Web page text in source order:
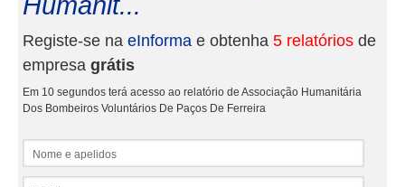
Registe-se na eInforma e obtenha 5 relatórios de
empresa grátis
Em 10 segundos terá acesso ao relatório de Associação Humanitária
Dos Bombeiros Voluntários De Paços De Ferreira